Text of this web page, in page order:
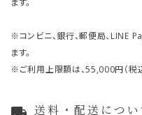
ます。
※コンビニ、銀行、郵便局、LINE
ます。
※ご利用上限額は、55,000円（税込
送料・配送につい